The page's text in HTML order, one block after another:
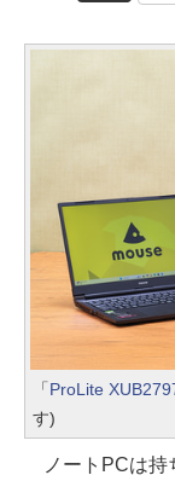
「ProLite
す)
ノートPCは持